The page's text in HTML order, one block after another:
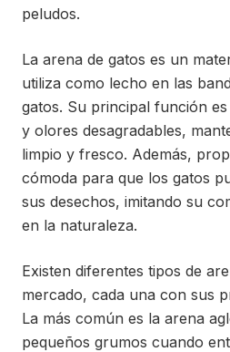
peludos.
La arena de gatos es un
utiliza como lecho en las
gatos. Su principal función
y olores desagradables,
limpio y fresco. Además,
cómoda para que los gatos
sus desechos, imitando su
en la naturaleza.
Existen diferentes tipos de
mercado, cada una con sus
La más común es la arena
pequeños grumos cuando